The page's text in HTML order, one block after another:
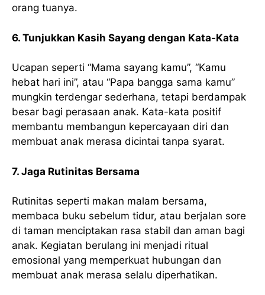
orang tuanya.
6. Tunjukkan Kasih Sayang dengan Kata-Kata
Ucapan seperti “Mama sayang kamu”, “Kamu
hebat hari ini”, atau “Papa bangga sama kamu”
mungkin terdengar sederhana, tetapi berdampak
besar bagi perasaan anak. Kata-kata positif
membantu membangun kepercayaan diri dan
membuat anak merasa dicintai tanpa syarat.
7. Jaga Rutinitas Bersama
Rutinitas seperti makan malam bersama,
membaca buku sebelum tidur, atau berjalan sore
di taman menciptakan rasa stabil dan aman bagi
anak. Kegiatan berulang ini menjadi ritual
emosional yang memperkuat hubungan dan
membuat anak merasa selalu diperhatikan.